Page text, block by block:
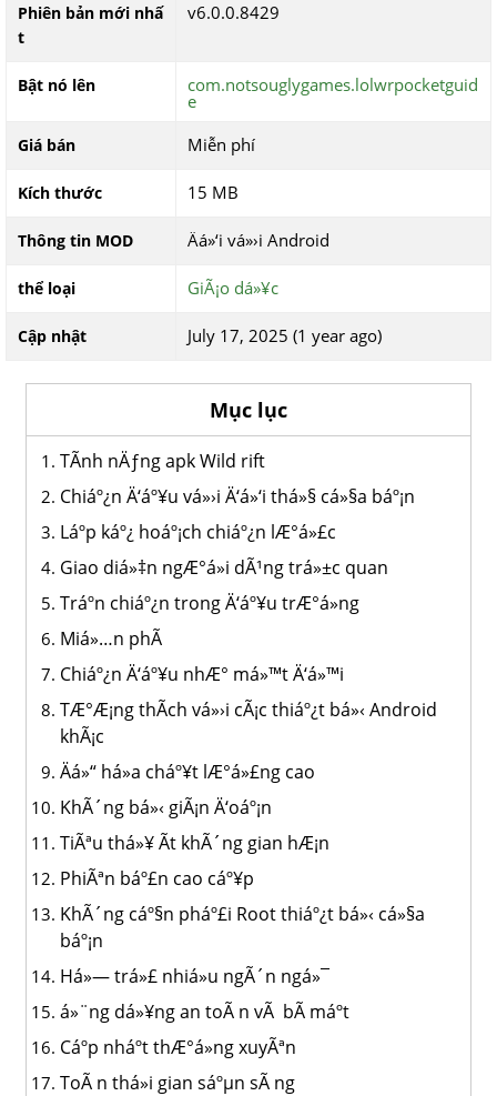
Phiên bản mới nhấ
t
v6.0.0.8429
Bật nó lên com.notsouglygames.lolwrpocketguid
e
Giá bán Miễn phí
Kích thước 15 MB
Thông tin MOD Äá»‘i vá»›i Android
thể loại GiÃ¡o dá»¥c
Cập nhật July 17, 2025 (1 year ago)
Mục lục
TÃ­nh nÄƒng apk Wild rift
Chiáº¿n Ä‘áº¥u vá»›i Ä‘á»‘i thá»§ cá»§a báº¡n
Láº­p káº¿ hoáº¡ch chiáº¿n lÆ°á»£c
Giao diá»‡n ngÆ°á»i dÃ¹ng trá»±c quan
Tráº­n chiáº¿n trong Ä‘áº¥u trÆ°á»ng
Miá»…n phÃ­
Chiáº¿n Ä‘áº¥u nhÆ° má»™t Ä‘á»™i
TÆ°Æ¡ng thÃ­ch vá»›i cÃ¡c thiáº¿t bá»‹ Android
khÃ¡c
Äá»“ há»a cháº¥t lÆ°á»£ng cao
KhÃ´ng bá»‹ giÃ¡n Ä‘oáº¡n
TiÃªu thá»¥ Ã­t khÃ´ng gian hÆ¡n
PhiÃªn báº£n cao cáº¥p
KhÃ´ng cáº§n pháº£i Root thiáº¿t bá»‹ cá»§a
báº¡n
Há»— trá»£ nhiá»u ngÃ´n ngá»¯
á»¨ng dá»¥ng an toÃ n vÃ bÃ­ máº­t
Cáº­p nháº­t thÆ°á»ng xuyÃªn
ToÃ n thá»i gian sáºµn sÃ ng